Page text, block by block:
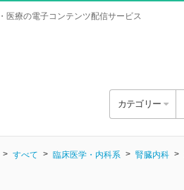
医療の電子コンテンツ配信サービス
カテゴリー
すべて 臨床医学・内科系 腎臓内科